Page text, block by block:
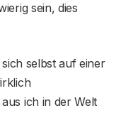
sein, dies
selbst auf einer
ich in der Welt